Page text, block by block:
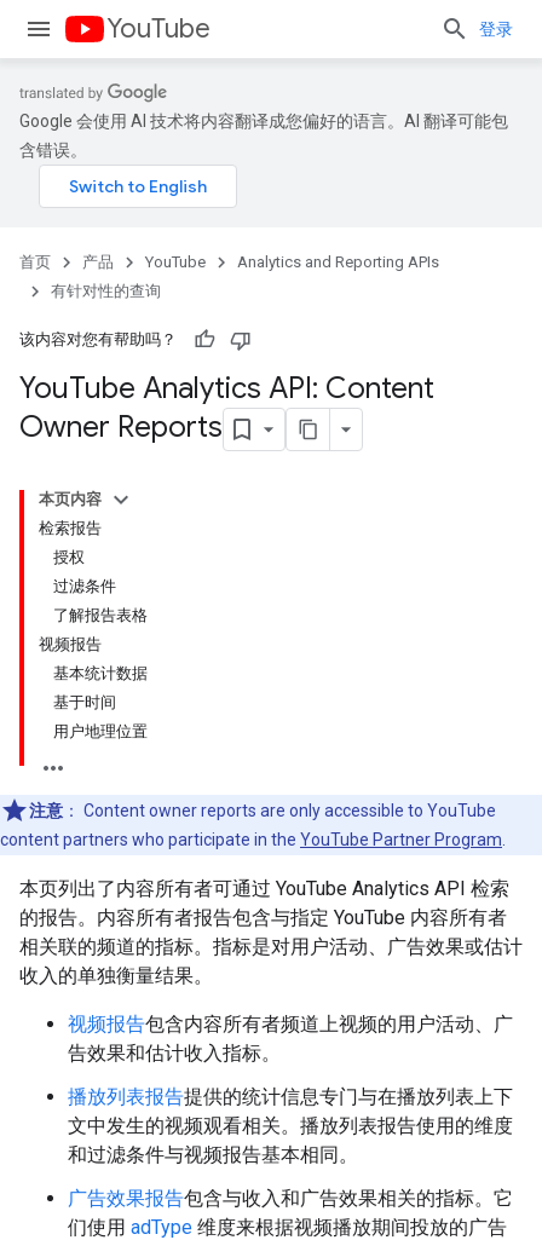
YouTube 登录
Google 会使用 AI 技术将内容翻译成您偏好的语言。AI 翻译可能包
含错误。
首页 产品 YouTube
Analytics and Reporting APIs
有针对性的查询
该内容对您有帮助吗？
YouTube Analytics API: Content
Owner Reports
本页内容
检索报告
授权
过滤条件
了解报告表格
视频报告
基本统计数据
基于时间
用户地理位置
注意 ： Content owner reports are only accessible to YouTube
content partners who participate in the YouTube Partner Program
本页列出了内容所有者可通过 YouTube Analytics API 检索
的报告。内容所有者报告包含与指定 YouTube 内容所有者
相关联的频道的指标。指标是对用户活动、广告效果或估计
收入的单独衡量结果。
视频报告包含内容所有者频道上视频的用户活动、广
告效果和估计收入指标。
播放列表报告提供的统计信息专门与在播放列表上下
文中发生的视频观看相关。播放列表报告使用的维度
和过滤条件与视频报告基本相同。
广告效果报告包含与收入和广告效果相关的指标。它
们使用 adType 维度来根据视频播放期间投放的广告